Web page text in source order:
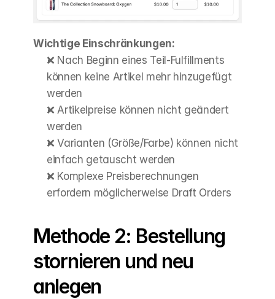
Wichtige Einschränkungen:
❌ Nach Beginn eines Teil-Fulfillments
können keine Artikel mehr hinzugefügt
werden
❌ Artikelpreise können nicht geändert
werden
❌ Varianten (Größe/Farbe) können nicht
einfach getauscht werden
❌ Komplexe Preisberechnungen
erfordern möglicherweise Draft Orders
Methode 2: Bestellung
stornieren und neu
anlegen